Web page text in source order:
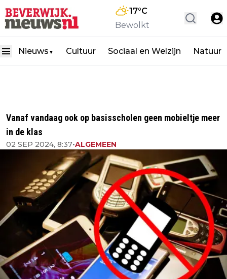
17°C
Bewolkt
Nieuws ▼ Cultuur Sociaal en Welzijn Natuur
Vanaf vandaag ook op basisscholen geen mobieltje meer
in de klas
02 SEP 2024, 8:37•ALGEMEEN